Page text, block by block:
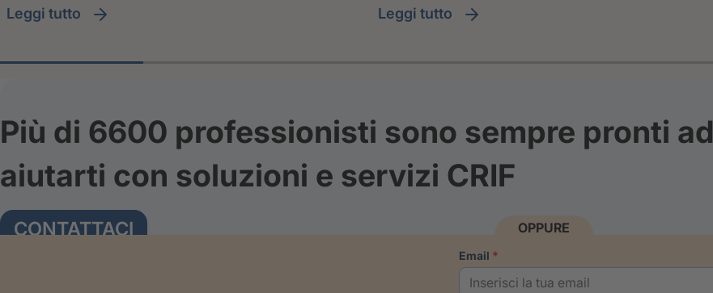
leggi tutto leggi tutto
Più di 6600 professionisti sono sempre pronti ad
aiutarti con soluzioni e servizi CRIF
CONTATTACI OPPURE
email